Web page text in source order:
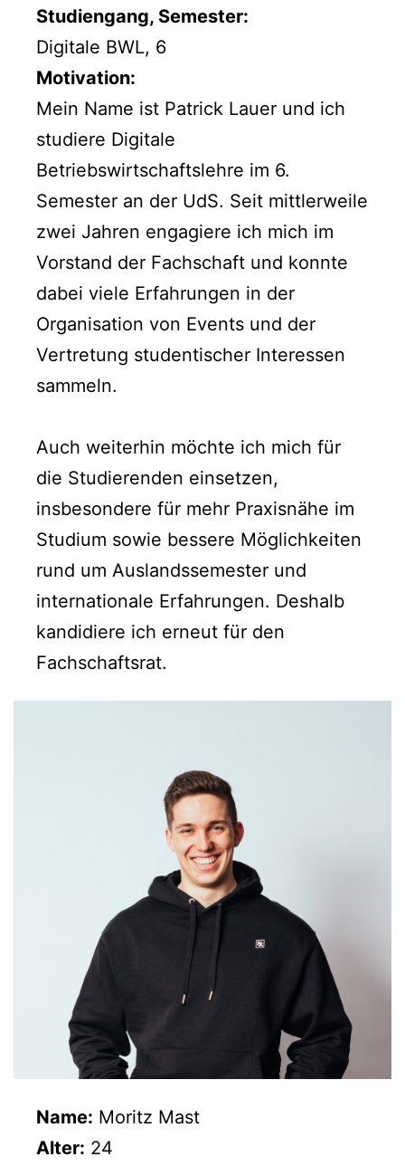
Studiengang, Semester:
Digitale BWL, 6
Motivation:
Mein Name ist Patrick Lauer und ich
studiere Digitale
Betriebswirtschaftslehre im 6.
Semester an der UdS. Seit mittlerweile
zwei Jahren engagiere ich mich im
Vorstand der Fachschaft und konnte
dabei viele Erfahrungen in der
Organisation von Events und der
Vertretung studentischer Interessen
sammeln.
Auch weiterhin möchte ich mich für
die Studierenden einsetzen,
insbesondere für mehr Praxisnähe im
Studium sowie bessere Möglichkeiten
rund um Auslandssemester und
internationale Erfahrungen. Deshalb
kandidiere ich erneut für den
Fachschaftsrat.
Name: Moritz Mast
Alter: 24